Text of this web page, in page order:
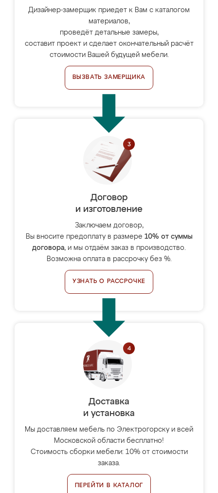
Дизайнер-замерщик приедет к Вам с каталогом
материалов,
проведёт детальные замеры,
составит проект и сделает окончательный расчёт
стоимости Вашей будущей мебели.
ВЫЗВАТЬ ЗАМЕРЩИКА
Договор
и изготовление
Заключаем договор,
Вы вносите предоплату в размере 10% от суммы
договора, и мы отдаём заказ в производство.
Возможна оплата в рассрочку без %.
УЗНАТЬ О РАССРОЧКЕ
Доставка
и установка
Мы доставляем мебель по Электрогорску и всей
Московской области бесплатно!
Стоимость сборки мебели: 10% от стоимости
заказа.
ПЕРЕЙТИ В КАТАЛОГ